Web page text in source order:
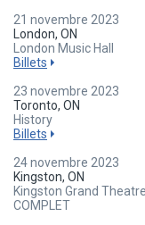
21 novembre 2023
London, ON
London Music Hall
Billets
23 novembre 2023
Toronto, ON
History
Billets
24 novembre 2023
Kingston, ON
Kingston Grand Theatre
COMPLET